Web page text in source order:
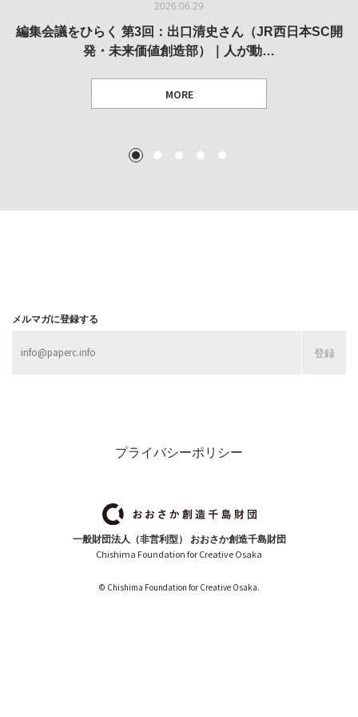
2026.06.29
編集会議をひらく 第3回：出口清史さん（JR西日本SC開
発・未来価値創造部）｜人が動…
MORE
2026.05.14
REVIEW｜果たして美術家・梅津庸一は、「大阪のゆかり
作家」となることができたのか…
2026.03.11
REPORT｜博覧会の残像
MORE
2026.02.25
REVIEW｜菊池聡太朗 個展「余りの風景」
MORE
2025.10.01
REVIEW｜生の存在証明としての線——「ライフライン」
展
1 2 3 4 5
メルマガに登録する
プライバシーポリシー
一般財団法人（非営利型） おおさか創造千島財団
Chishima Foundation for Creative Osaka
© Chishima Foundation for Creative Osaka.